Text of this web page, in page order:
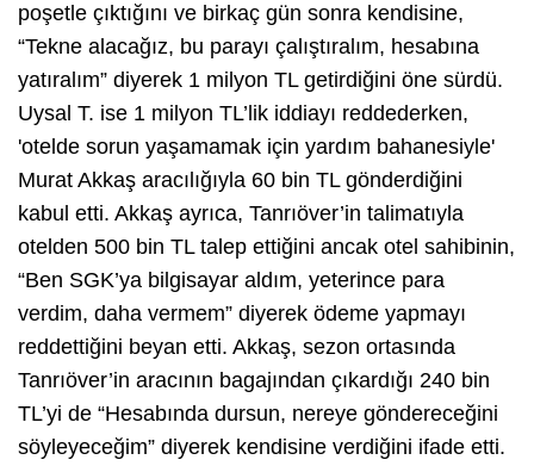
poşetle çıktığını ve birkaç gün sonra kendisine,
“Tekne alacağız, bu parayı çalıştıralım, hesabına
yatıralım” diyerek 1 milyon TL getirdiğini öne sürdü.
Uysal T. ise 1 milyon TL’lik iddiayı reddederken,
'otelde sorun yaşamamak için yardım bahanesiyle'
Murat Akkaş aracılığıyla 60 bin TL gönderdiğini
kabul etti. Akkaş ayrıca, Tanrıöver’in talimatıyla
otelden 500 bin TL talep ettiğini ancak otel sahibinin,
“Ben SGK’ya bilgisayar aldım, yeterince para
verdim, daha vermem” diyerek ödeme yapmayı
reddettiğini beyan etti. Akkaş, sezon ortasında
Tanrıöver’in aracının bagajından çıkardığı 240 bin
TL’yi de “Hesabında dursun, nereye göndereceğini
söyleyeceğim” diyerek kendisine verdiğini ifade etti.